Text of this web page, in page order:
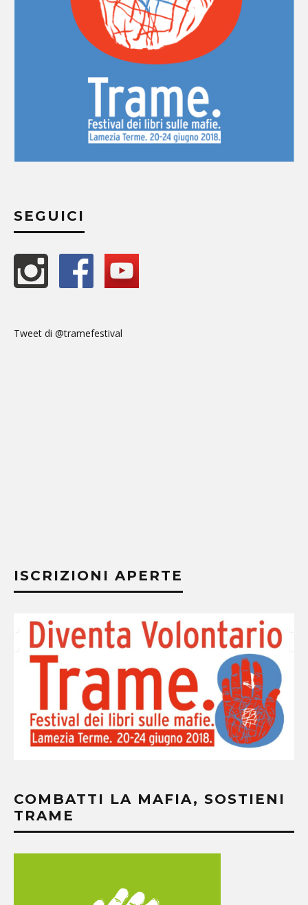
SEGUICI
Tweet di @tramefestival
ISCRIZIONI APERTE
COMBATTI LA MAFIA, SOSTIENI
TRAME